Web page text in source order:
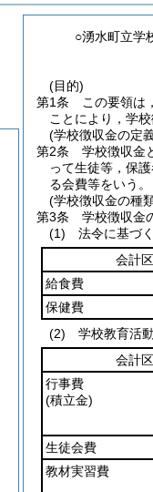
○湧水町立学
(目的)
第1条
この要領は
ことにより，学
(学校徴収金の定
第2条
学校徴収金
って生徒等，保
る会費等をいう。
(学校徴収金の種
第3条
学校徴収金
(1)
法令に基づ
会計
給食費
保健費
(2)
学校教育活
会計
行事費
(積立金)
生徒会費
教材実習費